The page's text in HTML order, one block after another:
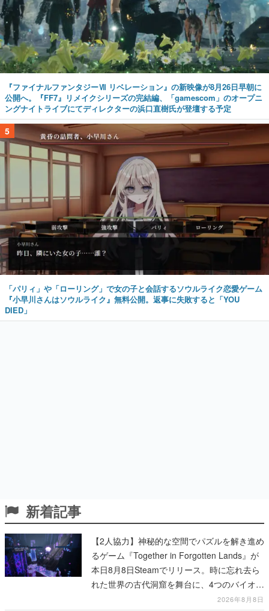
『ファイナルファンタジーⅦ リベレーション』の新映像が8月26日早朝に
公開へ。『FF7』リメイクシリーズの完結編、「gamescom」のオープニ
ングナイトライブにてディレクターの浜口直樹氏が登壇する予定
5
「パリィ」や「ローリング」で女の子と会話するソウルライク恋愛ゲーム
『小早川さんはソウルライク』無料公開。返事に失敗すると「YOU
DIED」
新着記事
【2人協力】神秘的な空間でパズルを解き進め
るゲーム『Together in Forgotten Lands』が
本日8月8日Steamでリリース。時に忘れ去ら
れた世界の古代洞窟を舞台に、4つのバイオー
2026年8月8日